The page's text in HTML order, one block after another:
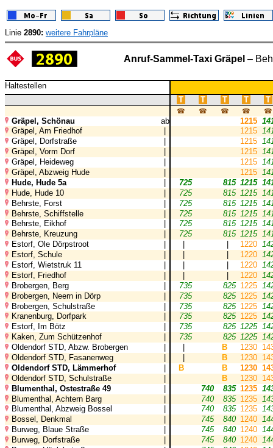
Linie 2890: weitere Fahrpläne
Anruf-Sammel-Taxi Gräpel –
Haltestellen
T
T T T T
☎ ☎ ☎ ☎ ☎
Gräpel, Schönau ab 1215
Gräpel, Am Friedhof
1215
Gräpel, Dorfstraße
1215
Gräpel, Vorm Dorf
1215
Gräpel, Heideweg
1215
Gräpel, Abzweig Hude
1215
Hude, Hude 5a
725 815 1215
Hude, Hude 10
725 815 1215
Behrste, Forst
| 725 815 1215
Behrste, Schiffstelle
| 725 815 1215
Behrste, Eikhof
725 815 1215
Behrste, Kreuzung
725 815 1215
Estorf, Ole Dörpstroot
1220
Estorf, Schule
1220
Estorf, Wietstruk 11
1220
Estorf, Friedhof
1220
Brobergen, Berg
735 825 1225
Brobergen, Neern in Dörp
| 735 825 1225
Brobergen, Schulstraße
| 735 825 1225
Kranenburg, Dorfpark
735 825 1225
Estorf, Im Bötz
735 825 1225
Kaken, Zum Schützenhof
735 825 1225
Oldendorf STD, Abzw. Brobergen
B 1230
Oldendorf STD, Fasanenweg
B 1230
Oldendorf STD, Lämmerhof
B B 1230
Oldendorf STD, Schulstraße
B 1230
Blumenthal, Ostestraße 49
| 740 835 1235
Blumenthal, Achtern Barg
| 740 835 1235
Blumenthal, Abzweig Bossel
740 835 1235
Bossel, Denkmal
745 840 1240
Burweg, Blaue Straße
745 840 1240
Burweg, Dorfstraße
745 840 1240